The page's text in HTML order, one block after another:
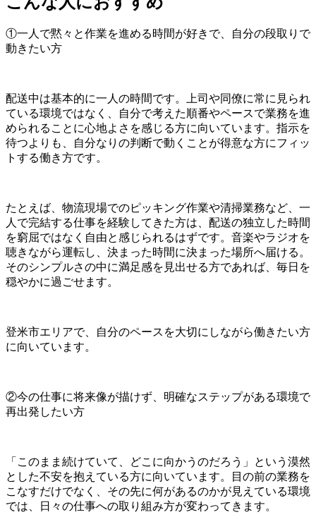
①一人で黙々と作業を進める時間が好きで、自分の段取りで
動きたい方
配送中は基本的に一人の時間です。上司や同僚に常に見られ
ている環境ではなく、自分で考えた順番やペースで業務を進
められることに心地よさを感じる方に向いています。指示を
待つよりも、自分なりの判断で動くことが得意な方にフィッ
トする働き方です。
たとえば、物流現場でのピッキング作業や清掃業務など、一
人で完結する仕事を経験してきた方は、配送の独立した時間
を窮屈ではなく自由と感じられるはずです。音楽やラジオを
聴きながら運転し、決まった時間に決まった場所へ届ける。
そのシンプルさの中に満足感を見出せる方であれば、毎日を
穏やかに過ごせます。
登米市エリアで、自分のペースを大切にしながら働きたい方
に向いています。
②今の仕事に将来像が描けず、明確なステップがある環境で
再出発したい方
「このまま続けていて、どこに向かうのだろう」という漠然
とした不安を抱えている方に向いています。目の前の業務を
こなすだけでなく、その先に何があるのかが見えている環境
では、日々の仕事への取り組み方が変わってきます。